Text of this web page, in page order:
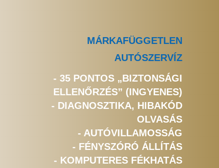
MÁRKAFÜGGETLEN
AUTÓSZERVÍZ
- 35 PONTOS „BIZTONSÁGI
ELLENŐRZÉS” (INGYENES)
- DIAGNOSZTIKA, HIBAKÓD
OLVASÁS
- AUTÓVILLAMOSSÁG
- FÉNYSZÓRÓ ÁLLÍTÁS
- KOMPUTERES FÉKHATÁS